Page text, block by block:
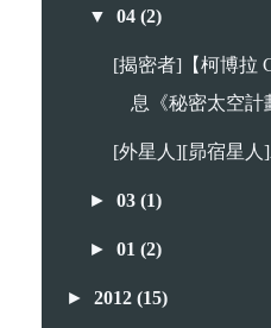
▼04(2)
[揭密者]【柯博拉
息《秘密太空計
[外星人][昴宿星人
►03(1)
►01(2)
► 2012 (15)